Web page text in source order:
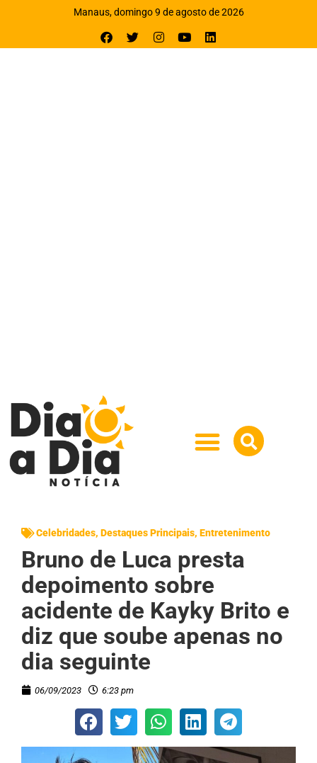
Manaus, domingo 9 de agosto de 2026
Celebridades, Destaques Principais, Entretenimento
Bruno de Luca presta
depoimento sobre
acidente de Kayky Brito e
diz que soube apenas no
dia seguinte
06/09/2023 6:23 pm